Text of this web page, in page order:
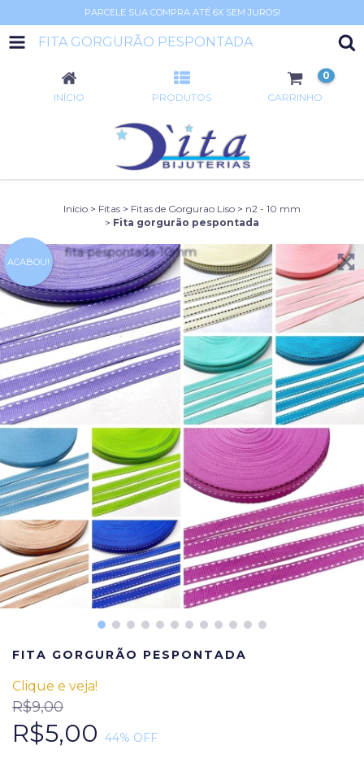
PARCELE SUA COMPRA ATÉ 6X SEM JUROS!
FITA GORGURÃO PESPONTADA
INÍCIO PRODUTOS CARRINHO
0
Início > Fitas > Fitas de Gorgurao Liso > n2 - 10 mm
> Fita gorgurão pespontada
ACABOU!
FITA GORGURÃO PESPONTADA
Clique e veja!
R$9,00
R$5,00 44% OFF